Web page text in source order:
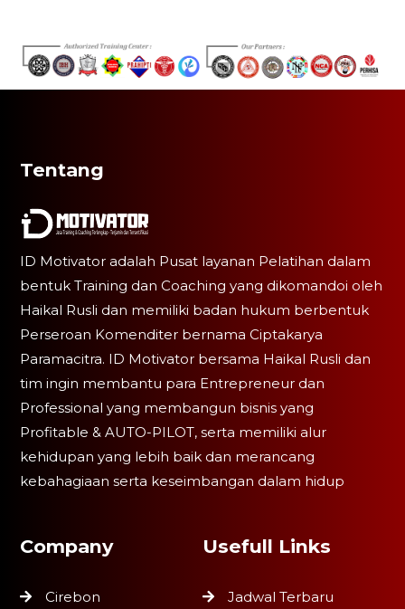
Tentang
ID Motivator adalah Pusat layanan Pelatihan dalam
bentuk Training dan Coaching yang dikomandoi oleh
Haikal Rusli dan memiliki badan hukum berbentuk
Perseroan Komenditer bernama Ciptakarya
Paramacitra. ID Motivator bersama Haikal Rusli dan
tim ingin membantu para Entrepreneur dan
Professional yang membangun bisnis yang
Profitable & AUTO-PILOT, serta memiliki alur
kehidupan yang lebih baik dan merancang
kebahagiaan serta keseimbangan dalam hidup
Company
Cirebon
Usefull Links
Jadwal Terbaru